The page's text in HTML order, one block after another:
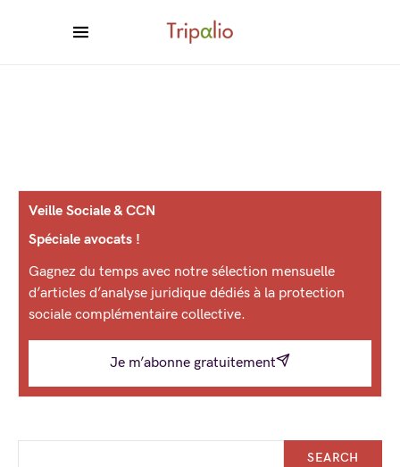
Veille Sociale & CCN
Spéciale avocats !
Gagnez du temps avec notre sélection mensuelle
d’articles d’analyse juridique dédiés à la protection
sociale complémentaire collective.
Je m’abonne gratuitement
SEARCH